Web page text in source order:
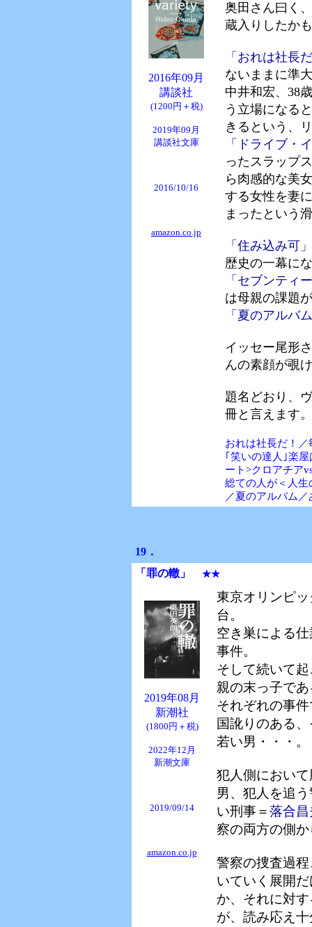
2016年09月
講談社
(1200円＋税)
2019年09月
講談社文庫
2016/10/16
amazon.co.jp
奥田さん曰く
蔵入りしたか
「おれは社長
ないままに準
中井和宏、38
う立場になる
きるという、
「ドライブ・
ったスラップ
ら肉感的な美
する女性を妻
まったという
「住み込み可
歴史の一幕に
「セブンティ
は母親の課題
「夏のアルバ
イッセー尾形
んの素顔が覗
題名どおり、
冊と言えます
おれは社長だ！
｢笑いの達人｣楽
ート>クロアチア
総ての人が＜人
／夏のアルバム／
19．
「罪の轍 」 ★★
2019年08月
新潮社
(1800円＋税)
2022年12月
新潮文庫
2019/09/14
amazon.co.jp
東京オリンピ
台。
空き巣による
事件。
そして続いて
親の末っ子で
それぞれの事
国訛りのある
若い男・・・。
犯人側におい
男、犯人を追
い刑事＝落合昌
察の両方の側
警察の捜査過
いていく展開
か、それに対
が、読み応え